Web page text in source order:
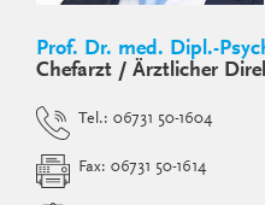
Prof. Dr. med. Dipl.-
Chefarzt / Ärztlicher
Tel.: 06731 50-1604
Fax: 06731 50-1614